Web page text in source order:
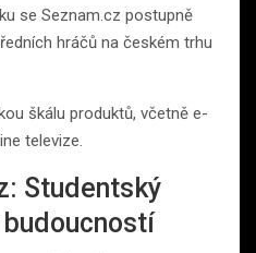
se Seznam.cz postupně
hráčů na českém trhu
škálu produktů, včetně e-
televize.
Studentský